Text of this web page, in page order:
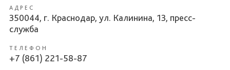
АДРЕС
350044, г. Краснодар, ул. Калинина, 13, пресс-
служба
ТЕЛЕФОН
+7 (861) 221-58-87